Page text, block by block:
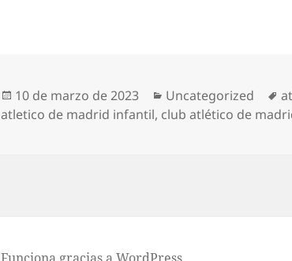
Publicado
el
10 de marzo de 2023 Categorías
Uncategorized
atletico de madrid infantil, club atlético de